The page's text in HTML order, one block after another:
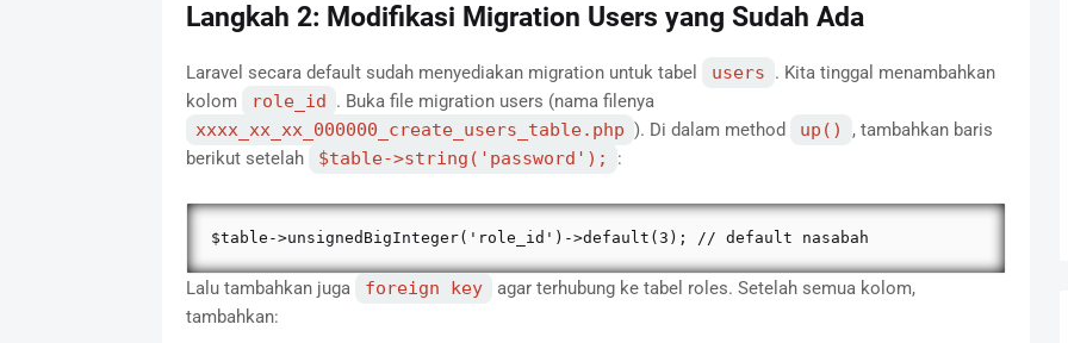
Langkah 2: Modifikasi Migration Users yang Sudah Ada
Laravel secara default sudah menyediakan migration untuk tabel users . Kita tinggal menambahkan
kolom
role_id . Buka file migration users (nama filenya
xxxx_xx_xx_000000_create_users_table.php ). Di dalam method up()
, tambahkan baris
berikut setelah
$table->string('password'); :
$table->unsignedBigInteger('role_id')->default(3); // default nasabah
Lalu tambahkan juga foreign key
agar terhubung ke tabel roles. Setelah semua kolom,
tambahkan: